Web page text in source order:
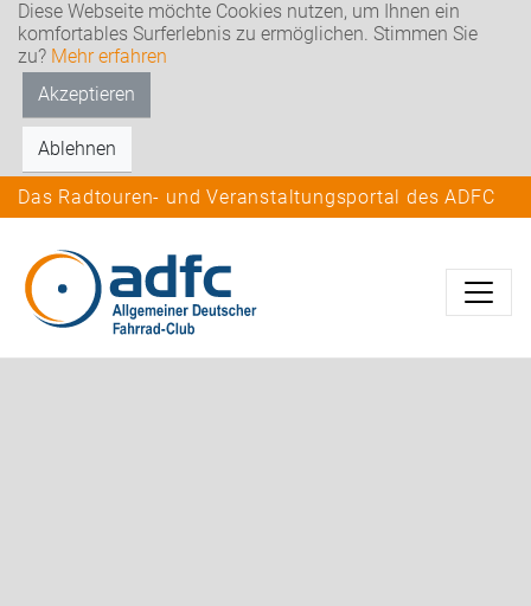
Diese Webseite möchte Cookies nutzen, um Ihnen ein
komfortables Surferlebnis zu ermöglichen. Stimmen Sie
zu? Mehr erfahren
Akzeptieren
Ablehnen
Das Radtouren- und Veranstaltungsportal des ADFC